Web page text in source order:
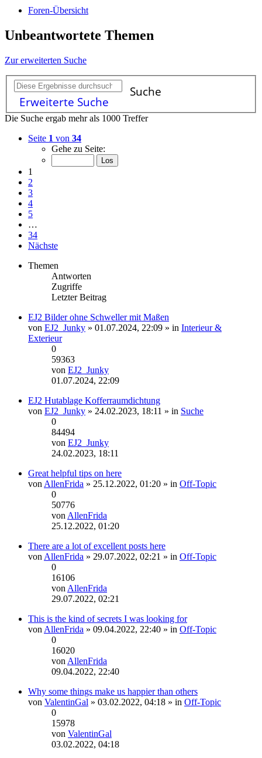
Foren-Übersicht
Unbeantwortete Themen
Zur erweiterten Suche
Suche
Erweiterte Suche
Die Suche ergab mehr als 1000 Treffer
Seite 1 von 34
Gehe zu Seite:
1
2
3
4
5
…
34
Nächste
Themen
Antworten
Zugriffe
Letzter Beitrag
EJ2 Bilder ohne Schweller mit Maßen
Dateianhang
von EJ2_Junky » 01.07.2024, 22:09 » in Interieur &
Exterieur
0
59363
von EJ2_Junky
Neuester
01.07.2024, 22:09
EJ2 Hutablage Kofferraumdichtung
von EJ2_Junky » 24.02.2023, 18:11 » in Suche
0
84494
von EJ2_Junky
24.02.2023, 18:11
Great helpful tips on here
von AllenFrida » 25.12.2022, 01:20 » in Off-Topic
0
50776
von AllenFrida
Neuester
25.12.2022, 01:20
There are a lot of excellent posts here
von AllenFrida » 29.07.2022, 02:21 » in Off-Topic
0
16106
von AllenFrida
Neuester
29.07.2022, 02:21
This is the kind of secrets I was looking for
von AllenFrida » 09.04.2022, 22:40 » in Off-Topic
0
16020
von AllenFrida
Neuester
09.04.2022, 22:40
Why some things make us happier than others
von ValentinGal » 03.02.2022, 04:18 » in Off-Topic
0
15978
von ValentinGal
03.02.2022, 04:18